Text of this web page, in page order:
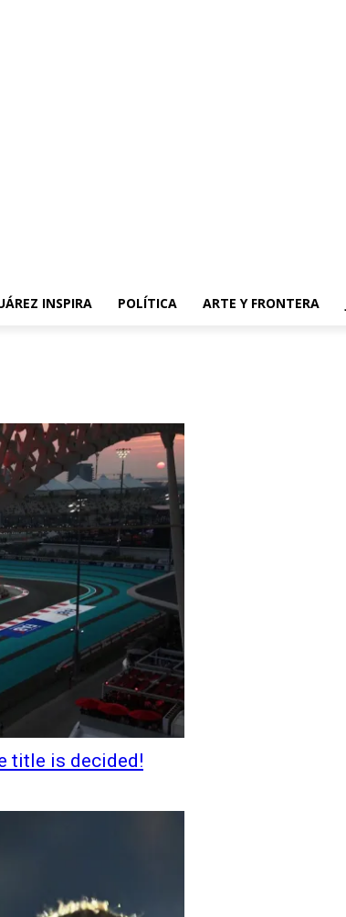
INSPIRA POLÍTICA ARTE Y FRONTERA
title is decided!